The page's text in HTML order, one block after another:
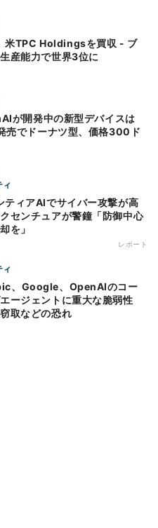
米TPC Holdingsを買収 - ブ
産能力で世界3位に
売でドーナツ型、価格300ド
センチュアが警鐘「防御中心
を」
レポート
、Google、OpenAIのコー
ージェントに重大な脆弱性
取などの恐れ